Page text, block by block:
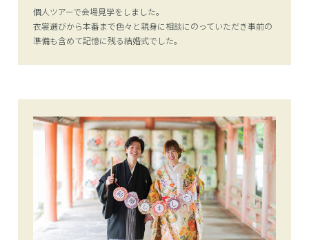
個人ツアーで会場見学をしました。
衣裳選びから本番まで色々と親身に相談にのっていただき事前の
準備も含めて記憶に残る結婚式でした。